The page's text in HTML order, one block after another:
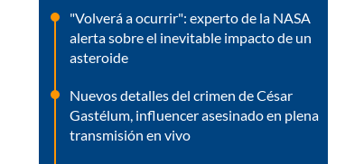
"Volverá a ocurrir": experto de la NASA
alerta sobre el inevitable impacto de un
asteroide
Nuevos detalles del crimen de César
Gastélum, influencer asesinado en plena
transmisión en vivo